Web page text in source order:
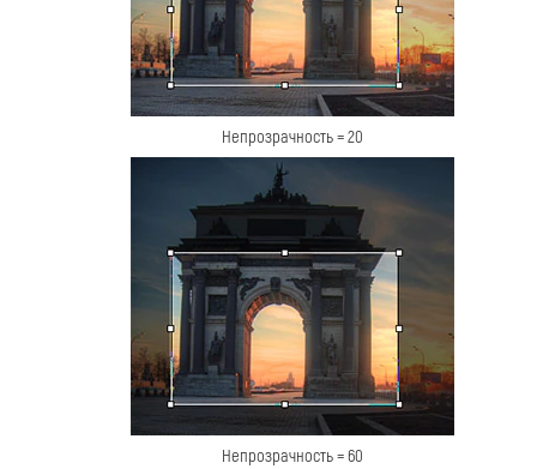
Непрозрачность = 20
Непрозрачность = 60